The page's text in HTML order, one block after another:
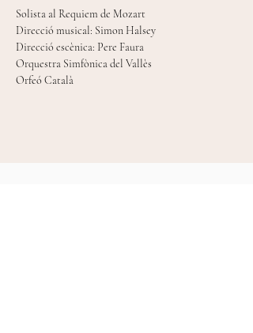
Solista al Requiem de Mozart
Direcció musical: Simon Halsey
Direcció escènica: Pere Faura
Orquestra Simfònica del Vallès
Orfeó Català